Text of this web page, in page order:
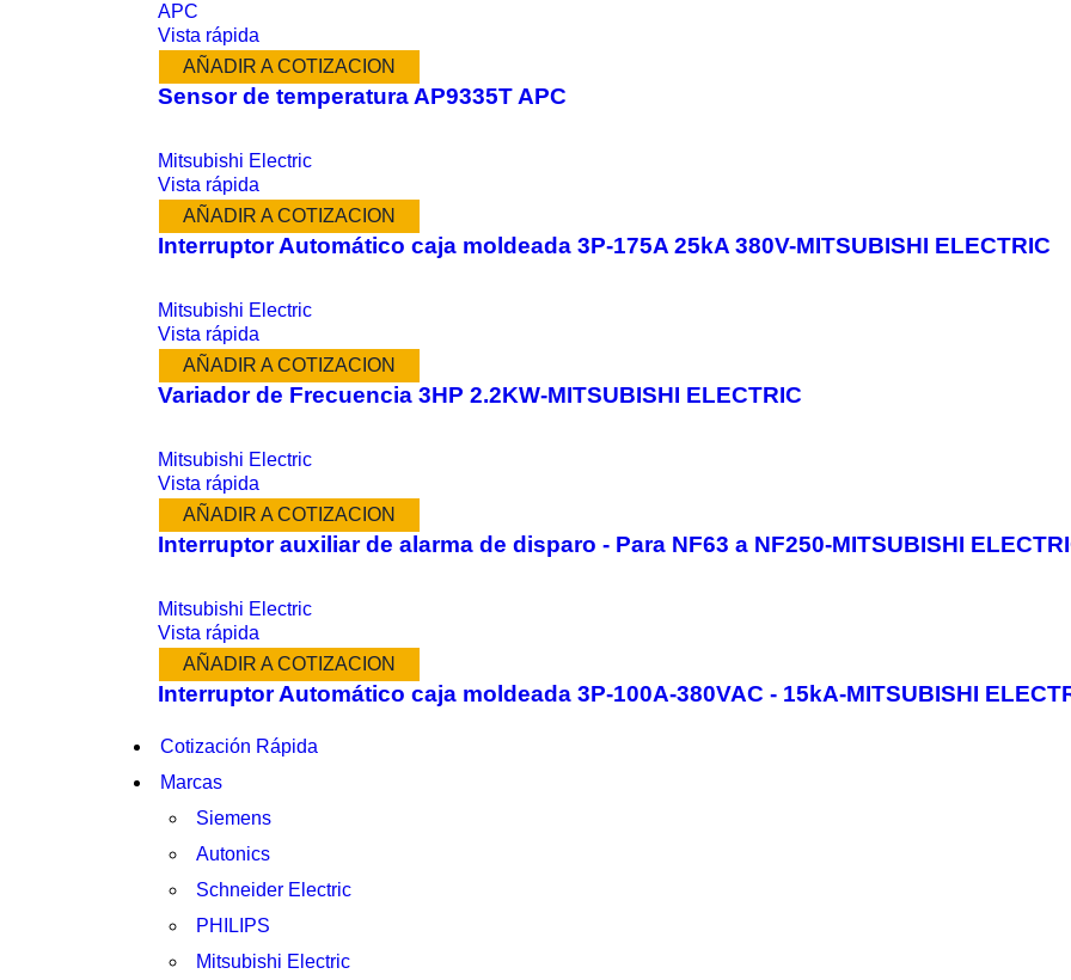
APC
Vista rápida
AÑADIR A COTIZACION
Sensor de temperatura AP9335T APC
Mitsubishi Electric
Vista rápida
AÑADIR A COTIZACION
Interruptor Automático caja moldeada 3P-175A 25kA 380V-MITSUBISHI ELECTRIC
Mitsubishi Electric
Vista rápida
AÑADIR A COTIZACION
Variador de Frecuencia 3HP 2.2KW-MITSUBISHI ELECTRIC
Mitsubishi Electric
Vista rápida
AÑADIR A COTIZACION
Interruptor auxiliar de alarma de disparo - Para NF63 a NF250-MITSUBISHI
Mitsubishi Electric
Vista rápida
AÑADIR A COTIZACION
Interruptor Automático caja moldeada 3P-100A-380VAC - 15kA-MITSUBISHI
Cotización Rápida
Marcas
Siemens
Autonics
Schneider Electric
PHILIPS
Mitsubishi Electric